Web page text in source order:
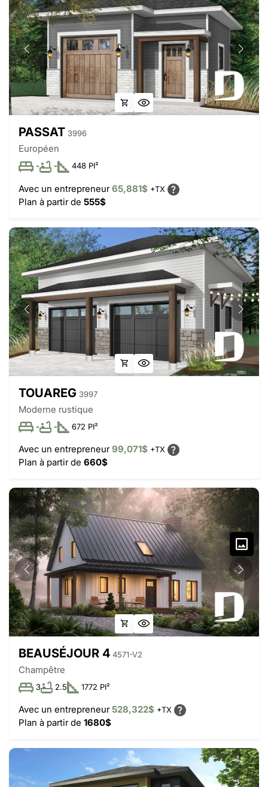
PASSAT 3996
Européen
- - 448 PI²
Avec un entrepreneur65,881$ +TX
Plan à partir de 555$
TOUAREG 3997
Moderne rustique
- - 672 PI²
Avec un entrepreneur99,071$ +TX
Plan à partir de 660$
BEAUSÉJOUR 4 4571-V2
Champêtre
3 2.5 1772 PI²
Avec un entrepreneur528,322$ +TX
Plan à partir de 1680$